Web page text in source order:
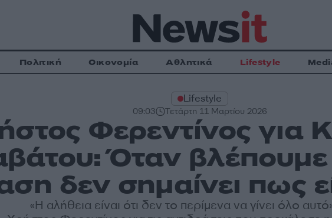
Πολιτική Οικονομία Αθλητικά Lifestyle
Lifestyle
09:03 Τετάρτη 11 Μαρτίου 2026
Φερεντίνος για
Όταν βλέπουμε
δεν σημαίνει πως
«Η αλήθεια είναι ότι δεν το περίμενα να γίνει όλο